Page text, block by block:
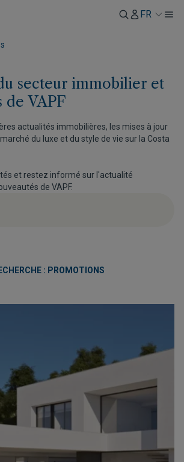
FR
secteur immobilier et
de VAPF
actualités immobilières, les mises à jour
du luxe et du style de vie sur la Costa
et restez informé sur l'actualité
de VAPF.
: PROMOTIONS